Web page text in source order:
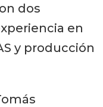
dos
en
y producción